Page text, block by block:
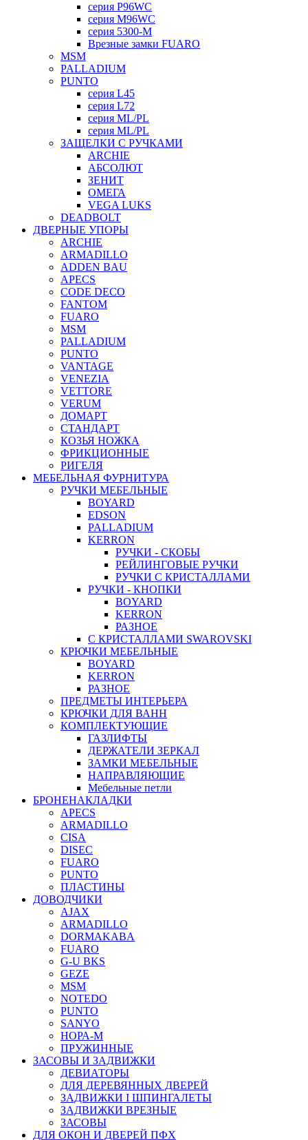
серия P96WC
серия M96WC
серия 5300-M
Врезные замки FUARO
MSM
PALLADIUM
PUNTO
серия L45
серия L72
серия ML/PL
серия ML/PL
ЗАЩЕЛКИ С РУЧКАМИ
ARCHIE
АБСОЛЮТ
ЗЕНИТ
ОМЕГА
VEGA LUKS
DEADBOLT
ДВЕРНЫЕ УПОРЫ
ARCHIE
ARMADILLO
ADDEN BAU
APECS
CODE DECO
FANTOM
FUARO
MSM
PALLADIUM
PUNTO
VANTAGE
VENEZIA
VETTORE
VERUM
ДОМАРТ
СТАНДАРТ
КОЗЬЯ НОЖКА
ФРИКЦИОННЫЕ
РИГЕЛЯ
МЕБЕЛЬНАЯ ФУРНИТУРА
РУЧКИ МЕБЕЛЬНЫЕ
BOYARD
EDSON
PALLADIUM
KERRON
РУЧКИ - СКОБЫ
РЕЙЛИНГОВЫЕ РУЧКИ
РУЧКИ С КРИСТАЛЛАМИ
РУЧКИ - КНОПКИ
BOYARD
KERRON
РАЗНОЕ
С КРИСТАЛЛАМИ SWAROVSKI
КРЮЧКИ МЕБЕЛЬНЫЕ
BOYARD
KERRON
РАЗНОЕ
ПРЕДМЕТЫ ИНТЕРЬЕРА
КРЮЧКИ ДЛЯ ВАНН
КОМПЛЕКТУЮЩИЕ
ГАЗЛИФТЫ
ДЕРЖАТЕЛИ ЗЕРКАЛ
ЗАМКИ МЕБЕЛЬНЫЕ
НАПРАВЛЯЮЩИЕ
Мебельные петли
БРОНЕНАКЛАДКИ
APECS
ARMADILLO
CISA
DISEC
FUARO
PUNTO
ПЛАСТИНЫ
ДОВОДЧИКИ
AJAX
ARMADILLO
DORMAKABA
FUARO
G-U BKS
GEZE
MSM
NOTEDO
PUNTO
SANYO
НОРА-М
ПРУЖИННЫЕ
ЗАСОВЫ И ЗАДВИЖКИ
ДЕВИАТОРЫ
ДЛЯ ДЕРЕВЯННЫХ ДВЕРЕЙ
ЗАДВИЖКИ I ШПИНГАЛЕТЫ
ЗАДВИЖКИ ВРЕЗНЫЕ
ЗАСОВЫ
ДЛЯ ОКОН И ДВЕРЕЙ ПФХ